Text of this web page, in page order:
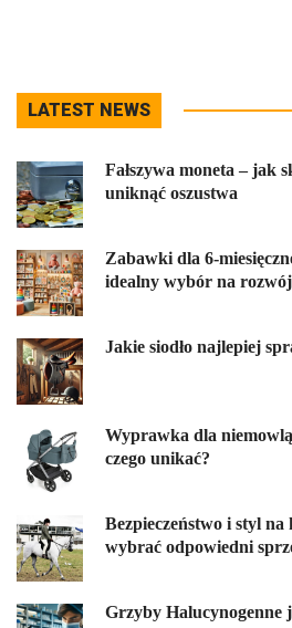
LATEST NEWS
Fałszywa moneta – jak
uniknąć oszustwa
Zabawki dla 6-
idealny wybór na
Jakie siodło najlepiej
Wyprawka dla
czego unikać?
Bezpieczeństwo i styl
wybrać odpowiedni
Grzyby Halucynogenne